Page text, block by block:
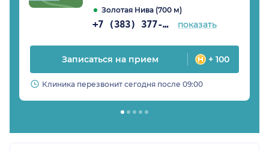
Золотая Нива (700 м)
+7 (383) 377-71-46 показать
Записаться на прием + 100
Клиника перезвонит сегодня после 09:00